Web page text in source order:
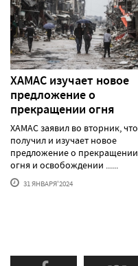
ХАМАС изучает новое
предложение о
прекращении огня
ХАМАС заявил во вторник, что
получил и изучает новое
предложение о прекращении
огня и освобождении ......
31 ЯНВАРЯ'2024